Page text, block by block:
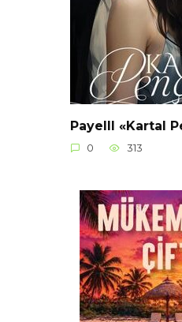
Payelll «Kartal
0 313